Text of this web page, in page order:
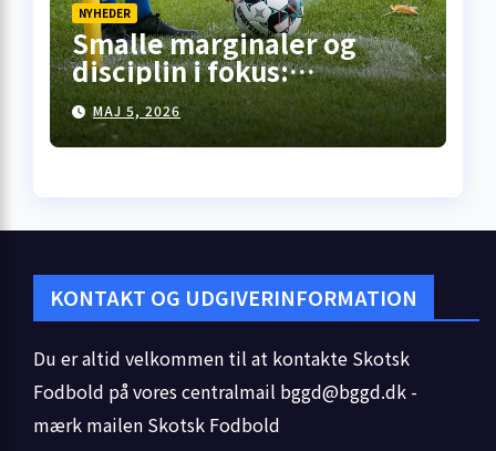
NYHEDER
Smalle marginaler og
disciplin i fokus:
Premiership-runde 35
åbner med kneben
hjemme­sejr i Falkirk
MAJ 5, 2026
KONTAKT OG UDGIVERINFORMATION
Du er altid velkommen til at kontakte Skotsk
Fodbold på vores centralmail bggd@bggd.dk -
mærk mailen Skotsk Fodbold